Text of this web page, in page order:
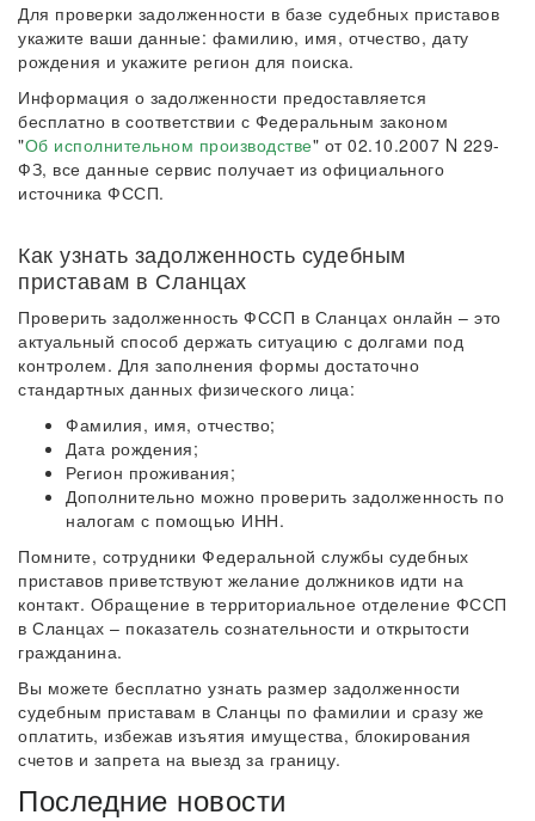
Для проверки задолженности в базе судебных приставов
укажите ваши данные: фамилию, имя, отчество, дату
рождения и укажите регион для поиска.
Информация о задолженности предоставляется
бесплатно в соответствии с Федеральным законом
"Об исполнительном производстве" от 02.10.2007 N 229-
ФЗ, все данные сервис получает из официального
источника ФССП.
Как узнать задолженность судебным
приставам в Сланцах
Проверить задолженность ФССП в Сланцах онлайн – это
актуальный способ держать ситуацию с долгами под
контролем. Для заполнения формы достаточно
стандартных данных физического лица:
Фамилия, имя, отчество;
Дата рождения;
Регион проживания;
Дополнительно можно проверить задолженность по
налогам с помощью ИНН.
Помните, сотрудники Федеральной службы судебных
приставов приветствуют желание должников идти на
контакт. Обращение в территориальное отделение ФССП
в Сланцах – показатель сознательности и открытости
гражданина.
Вы можете бесплатно узнать размер задолженности
судебным приставам в Сланцы по фамилии и сразу же
оплатить, избежав изъятия имущества, блокирования
счетов и запрета на выезд за границу.
Последние новости